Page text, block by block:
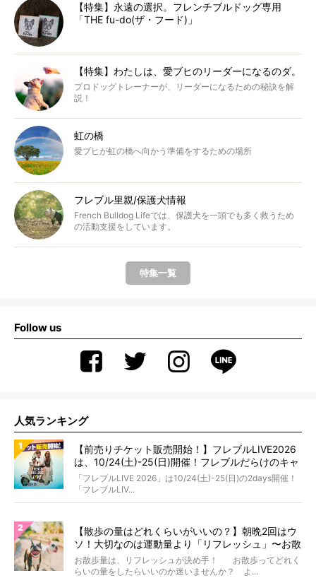
【特集】永遠の選択。フレンチブルドッグ専用
「THE fu-do(ザ・フード)」
【特集】わたしは、愛ブヒのリーダーになるのダ。
プロドッグトレーナーが、リーダーになるための秘訣を解
説！
虹の橋
愛ブヒが虹の橋へ向かう準備をするための場所
フレブル里親/保護犬情報
French Bulldog Lifeでは、保護犬を一頭でも多く救うため
の活動支援をしています。
特集一覧
Follow us
人気ランキング
【前売りチケット販売開始！】フレブルLIVE2026
は、10/24(土)-25(日)開催！フレブルだらけのキャ
ンプ・前夜祭・バスプランも新登場!?
「フレブルLIVE 2026」は10/24(土)-25(日)の2days開催！
「フレブルLIV...
【散歩の量はどれくらいがいいの？】朝晩2回はウ
ソ！大切なのは運動量より「リフレッシュ」〜お散
歩にまつわる疑問FAQつき〜
お散歩量は、リフレッシュが決め手！ お散歩ってどれく
らいの量をしたらいいのか迷いませんか？ よ...